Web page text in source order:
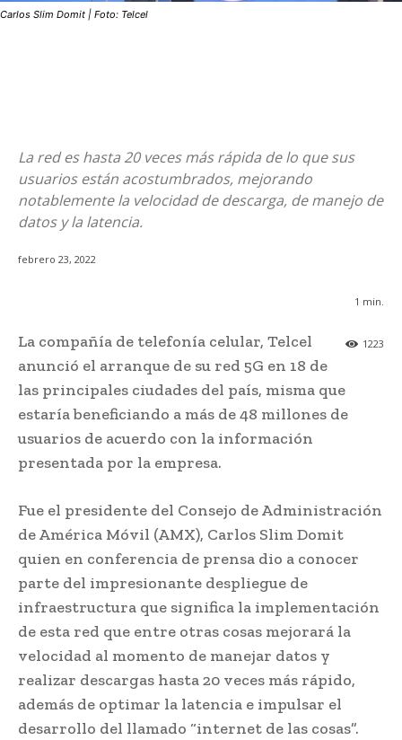
Carlos Slim Domit | Foto: Telcel
La red es hasta 20 veces más rápida de lo que sus
usuarios están acostumbrados, mejorando
notablemente la velocidad de descarga, de manejo de
datos y la latencia.
febrero 23, 2022
1 min.
1223
La compañía de telefonía celular, Telcel
anunció el arranque de su red 5G en 18 de
las principales ciudades del país, misma que
estaría beneficiando a más de 48 millones de
usuarios de acuerdo con la información
presentada por la empresa.
Fue el presidente del Consejo de Administración
de América Móvil (AMX), Carlos Slim Domit
quien en conferencia de prensa dio a conocer
parte del impresionante despliegue de
infraestructura que significa la implementación
de esta red que entre otras cosas mejorará la
velocidad al momento de manejar datos y
realizar descargas hasta 20 veces más rápido,
además de optimar la latencia e impulsar el
desarrollo del llamado “internet de las cosas”.